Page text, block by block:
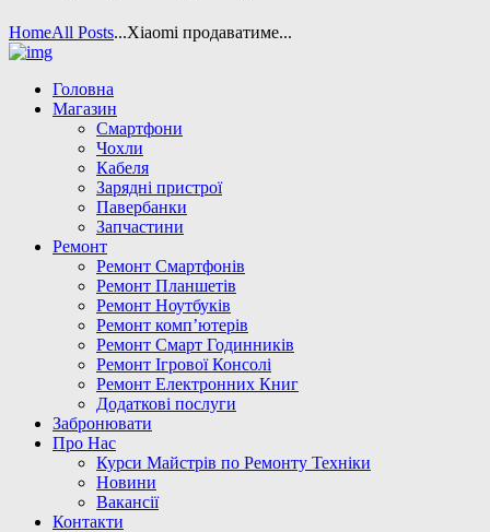
HomeAll Posts...Xiaomi продаватиме...
Головна
Магазин
Смартфони
Чохли
Кабеля
Зарядні пристрої
Павербанки
Запчастини
Ремонт
Ремонт Смартфонів
Ремонт Планшетів
Ремонт Ноутбуків
Ремонт комп’ютерів
Ремонт Смарт Годинників
Ремонт Ігрової Консолі
Ремонт Електронних Книг
Додаткові послуги
Забронювати
Про Нас
Курси Майстрів по Ремонту Техніки
Новини
Вакансії
Контакти